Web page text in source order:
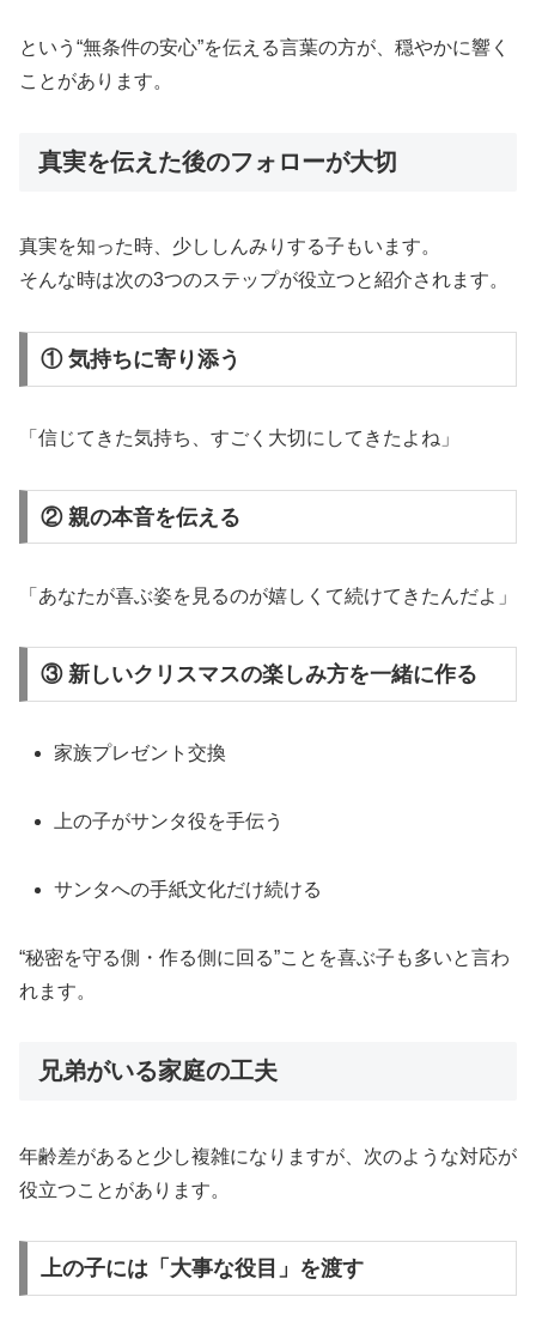
という“無条件の安心”を伝える言葉の方が、穏やかに響く
ことがあります。
真実を伝えた後のフォローが大切
真実を知った時、少ししんみりする子もいます。
そんな時は次の3つのステップが役立つと紹介されます。
① 気持ちに寄り添う
「信じてきた気持ち、すごく大切にしてきたよね」
② 親の本音を伝える
「あなたが喜ぶ姿を見るのが嬉しくて続けてきたんだよ」
③ 新しいクリスマスの楽しみ方を一緒に作る
家族プレゼント交換
上の子がサンタ役を手伝う
サンタへの手紙文化だけ続ける
“秘密を守る側・作る側に回る”ことを喜ぶ子も多いと言わ
れます。
兄弟がいる家庭の工夫
年齢差があると少し複雑になりますが、次のような対応が
役立つことがあります。
上の子には「大事な役目」を渡す